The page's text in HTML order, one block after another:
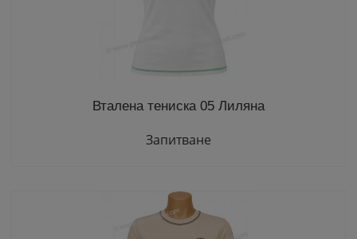
Вталена тениска 05 Лиляна
Запитване